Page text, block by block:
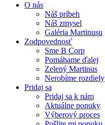
O nás
Náš príbeh
Náš zmysel
Galéria Martinusu
Zodpovednosť
Sme B Corp
Pomáhame ďalej
Zelený Martinus
Nerobíme rozdiely
Pridaj sa
Pridaj sa k nám
Aktuálne ponuky
Výberový proces